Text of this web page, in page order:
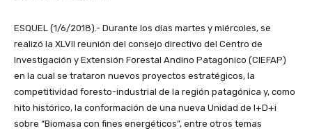
ESQUEL (1/6/2018).- Durante los días martes y miércoles, se
realizó la XLVII reunión del consejo directivo del Centro de
Investigación y Extensión Forestal Andino Patagónico (CIEFAP)
en la cual se trataron nuevos proyectos estratégicos, la
competitividad foresto-industrial de la región patagónica y, como
hito histórico, la conformación de una nueva Unidad de I+D+i
sobre “Biomasa con fines energéticos”, entre otros temas